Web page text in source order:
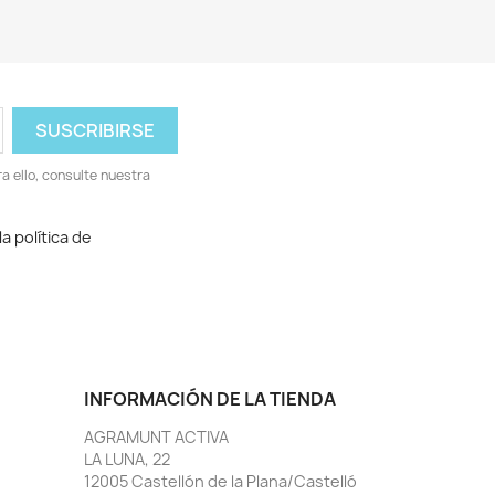
ello, consulte nuestra
política de
INFORMACIÓN DE LA TIENDA
AGRAMUNT ACTIVA
LA LUNA, 22
12005 Castellón de la Plana/Castelló